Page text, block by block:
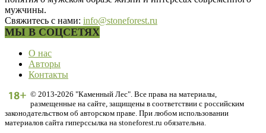
мужчины.
Свяжитесь с нами: info@stoneforest.ru
МЫ В СОЦСЕТЯХ
О нас
Авторы
Контакты
© 2013-2026 "Каменный Лес". Все права на материалы,
размещенные на сайте, защищены в соответствии с российским
законодательством об авторском праве. При любом использовании
материалов сайта гиперссылка на stoneforest.ru обязательна.